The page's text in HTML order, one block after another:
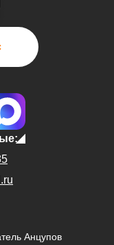
Анцупов